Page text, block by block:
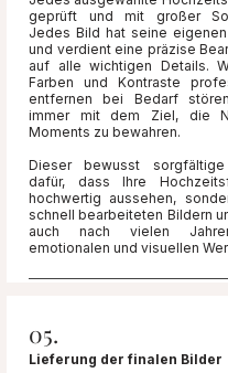
geprüft und mit großer
Jedes Bild hat seine
und verdient eine präzise
auf alle wichtigen Details.
Farben und Kontraste
entfernen bei Bedarf
immer mit dem Ziel, die
Moments zu bewahren.
Dieser bewusst
dafür, dass Ihre
hochwertig aussehen,
schnell bearbeiteten Bildern
auch nach vielen
emotionalen und visuellen
05.
Lieferung der finalen Bilder